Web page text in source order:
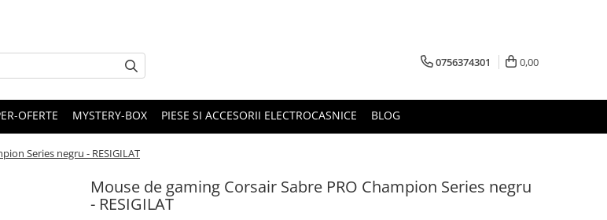
0756374301 0,00
OFERTE MYSTERY-BOX PIESE SI ACCESORII ELECTROCASNICE BLOG
Series negru - RESIGILAT
Mouse de gaming Corsair Sabre PRO Champion Series negru
- RESIGILAT